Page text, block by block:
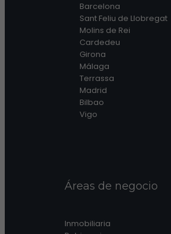
Barcelona
Sant Feliu de Llobregat
Molins de Rei
Cardedeu
Girona
Málaga
Terrassa
Madrid
Bilbao
Vigo
Áreas de negocio
Inmobiliaria